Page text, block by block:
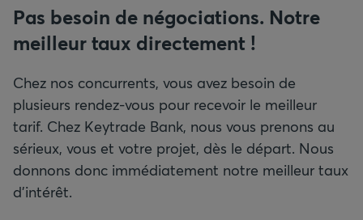
Pas besoin de négociations. Notre
meilleur taux directement !
Chez nos concurrents, vous avez besoin de
plusieurs rendez-vous pour recevoir le meilleur
tarif. Chez Keytrade Bank, nous vous prenons au
sérieux, vous et votre projet, dès le départ. Nous
donnons donc immédiatement notre meilleur taux
d'intérêt.